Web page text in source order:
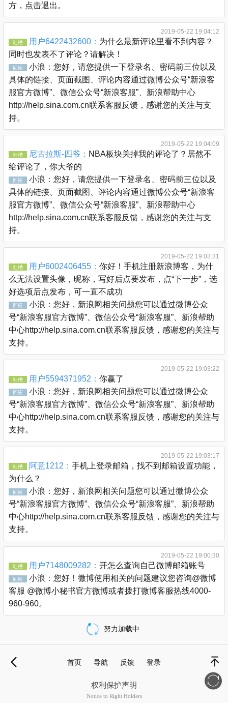
方，点击退出。
2019-05-22 19:04:12
吐槽 用户6422432600： 为什么最新评论里看不到内容？
同时也发表不了评论？请解决！
回应 小浪： 您好，请您提供一下登录名、密码前三位以及
具体的链接、页面截图、评论内容通过微博公众号“新浪客
服官方微博”、微信公众号“新浪客服”、新浪帮助中心
http://help.sina.com.cn联系客服反馈，感谢您的关注与支
持。
2019-05-22 19:04:09
吐槽 尼古拉斯-四爷： NBA板块关掉我的评论了？居然不
给评论了，你大爷的
回应 小浪： 您好，请您提供一下登录名、密码前三位以及
具体的链接、页面截图、评论内容通过微博公众号“新浪客
服官方微博”、微信公众号“新浪客服”、新浪帮助中心
http://help.sina.com.cn联系客服反馈，感谢您的关注与支
持。
2019-05-22 19:03:31
吐槽 用户6002406455： 你好！手机注册新浪博客，为什
么无法设置头像，昵称，写好后点要发布，点“下一步”，选
好选项后点发布，可一直不成功
回应 小浪： 您好，新浪网相关问题您可以通过微博公众
号“新浪客服官方微博”、微信公众号“新浪客服”、新浪帮助
中心http://help.sina.com.cn联系客服反馈，感谢您的关注与
支持。
2019-05-22 19:03:22
吐槽 用户5594371952： 你赢了
回应 小浪： 您好，新浪网相关问题您可以通过微博公众
号“新浪客服官方微博”、微信公众号“新浪客服”、新浪帮助
中心http://help.sina.com.cn联系客服反馈，感谢您的关注与
支持。
2019-05-22 19:03:17
吐槽 阿意1212： 手机上登录邮箱，找不到邮箱设置功能，
为什么？
回应 小浪： 您好，新浪网相关问题您可以通过微博公众
号“新浪客服官方微博”、微信公众号“新浪客服”、新浪帮助
中心http://help.sina.com.cn联系客服反馈，感谢您的关注与
支持。
2019-05-22 19:00:30
吐槽 用户7148009282： 开怎么查询自己微博邮箱账号
回应 小浪： 您好！微博使用相关的问题建议您咨询@微博
客服 @微博小秘书官方微博或者拨打微博客服热线4000-
960-960。
载
更
努力加载中
顶部
首页 导航 反馈 登录
权利保护声明
Notice to Right Holders